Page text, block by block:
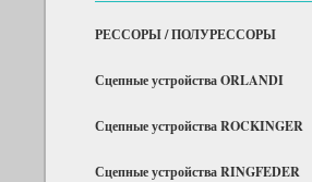
РЕССОРЫ / ПОЛУРЕССОРЫ
Сцепные устройства ORLANDI
Сцепные устройства ROCKINGER
Сцепные устройства RINGFEDER